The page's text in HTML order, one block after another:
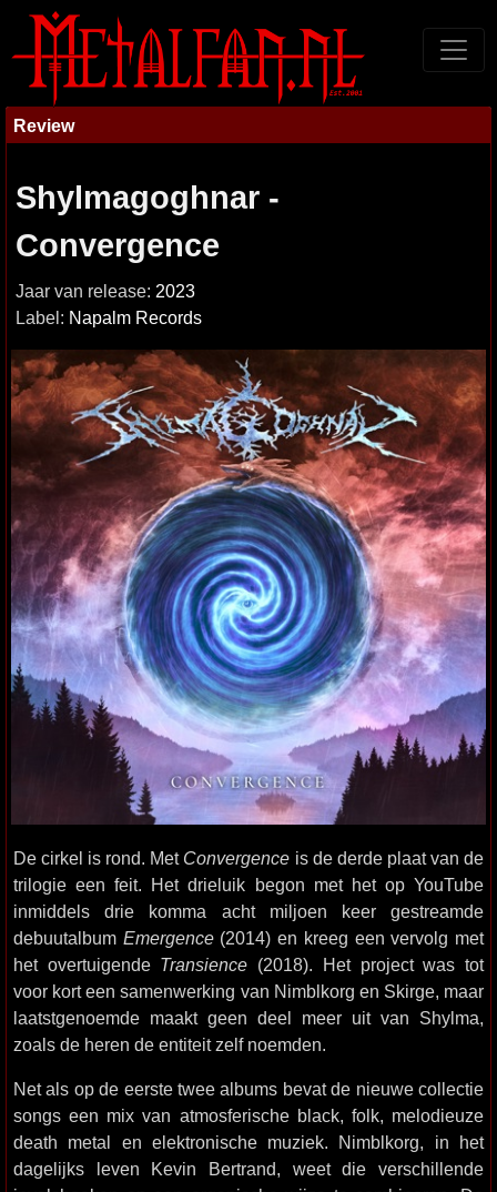
Review
Shylmagoghnar -
Convergence
Jaar van release: 2023
Label: Napalm Records
De cirkel is rond. Met Convergence is de derde plaat van de
trilogie een feit. Het drieluik begon met het op YouTube
inmiddels drie komma acht miljoen keer gestreamde
debuutalbum Emergence(2014) en kreeg een vervolg met
het overtuigende Transience (2018). Het project was tot
voor kort een samenwerking van Nimblkorg en Skirge, maar
laatstgenoemde maakt geen deel meer uit van Shylma,
zoals de heren de entiteit zelf noemden.
Net als op de eerste twee albums bevat de nieuwe collectie
songs een mix van atmosferische black, folk, melodieuze
death metal en elektronische muziek. Nimblkorg, in het
dagelijks leven Kevin Bertrand, weet die verschillende